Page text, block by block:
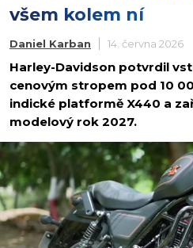
všem kolem ní
Daniel Karban 14. června 2026
Harley-Davidson potvrdil
cenovým stropem pod 10
indické platformě X440 a
modelový rok 2027.